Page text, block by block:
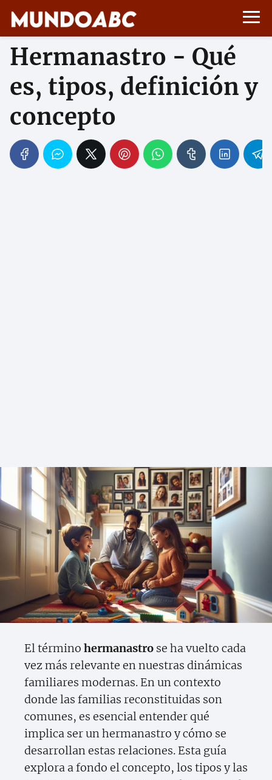
Hermanastro - Qué
es, tipos, definición y
concepto
El término hermanastro se ha vuelto cada
vez más relevante en nuestras dinámicas
familiares modernas. En un contexto
donde las familias reconstituidas son
comunes, es esencial entender qué
implica ser un hermanastro y cómo se
desarrollan estas relaciones. Esta guía
explora a fondo el concepto, los tipos y las